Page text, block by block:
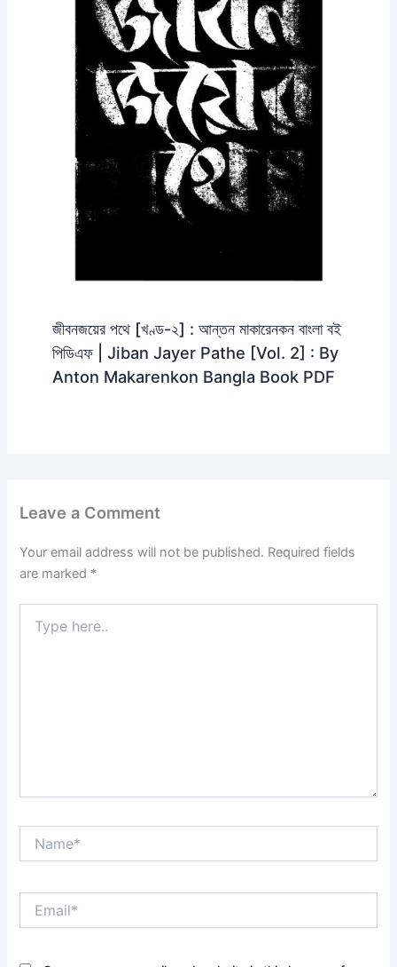
জীবনজয়ের পথে [খণ্ড-২] : আন্তন মাকারেনকন বাংলা বই
পিডিএফ | Jiban Jayer Pathe [Vol. 2] : By
Anton Makarenkon Bangla Book PDF
Leave a Comment
Your email address will not be published. Required fields
are marked *
here..